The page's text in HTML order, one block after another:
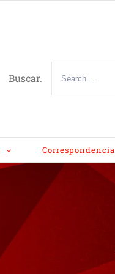
Buscar.
Correspondencia